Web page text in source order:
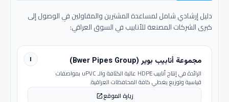
دليل إرشادي شامل لمساعدة المشترين والمقاولين في الوصول إلى
كبرى الشركات المصنعة للأنابيب في السوق العراقي:
١ مجموعة أنابيب بوير (Bwer Pipes Group)
الرائدة في إنتاج أنابيب HDPE عالية الكثافة والـ uPVC بمواصفات
قياسية وتوزيع يغطي كافة المحافظات العراقية.
زيارة الموقعopen_in_new